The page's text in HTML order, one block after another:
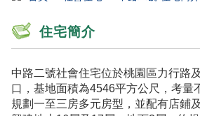
住宅簡介
中路二號社會住宅位於桃園區力行路
口，基地面積為4546平方公尺，考量
規劃一至三房多元房型，並配有店鋪